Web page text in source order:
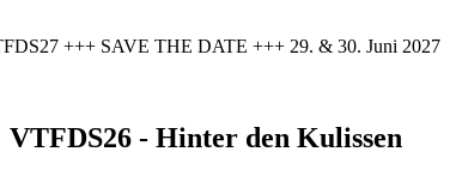
+++ SAVE THE DATE +++ 29. & 30. Juni 2027
VTFDS26 - Hinter den Kulissen